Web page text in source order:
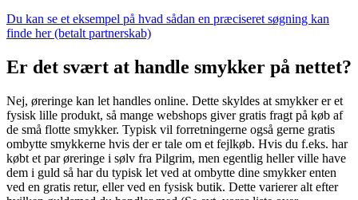
Du kan se et eksempel på hvad sådan en præciseret søgning kan
finde her (betalt partnerskab)
Er det svært at handle smykker på nettet?
Nej, øreringe kan let handles online. Dette skyldes at smykker er et
fysisk lille produkt, så mange webshops giver gratis fragt på køb af
de små flotte smykker. Typisk vil forretningerne også gerne gratis
ombytte smykkerne hvis der er tale om et fejlkøb. Hvis du f.eks. har
købt et par øreringe i sølv fra Pilgrim, men egentlig heller ville have
dem i guld så har du typisk let ved at ombytte dine smykker enten
ved en gratis retur, eller ved en fysisk butik. Dette varierer alt efter